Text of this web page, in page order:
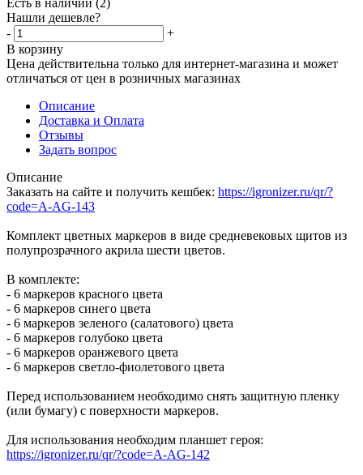
Нашли дешевле?
-
+
В корзину
Цена действительна только для интернет-магазина и может
отличаться от цен в розничных магазинах
Описание
Доставка и Оплата
Отзывы
Задать вопрос
Описание
Заказать на сайте и получить кешбек: https://igronizer.ru/qr/?
code=A-AG-143
Комплект цветных маркеров в виде средневековых щитов из
полупрозрачного акрила шести цветов.
В комплекте:
- 6 маркеров красного цвета
- 6 маркеров синего цвета
- 6 маркеров зеленого (салатового) цвета
- 6 маркеров голубоко цвета
- 6 маркеров оранжевого цвета
- 6 маркеров светло-фиолетового цвета
Перед использованием необходимо снять защитную пленку
(или бумагу) с поверхности маркеров.
Для использования необходим планшет героя:
https://igronizer.ru/qr/?code=A-AG-142